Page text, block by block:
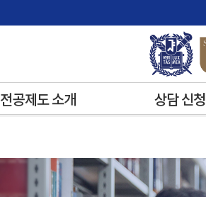
전공제도 소개 상담 신청